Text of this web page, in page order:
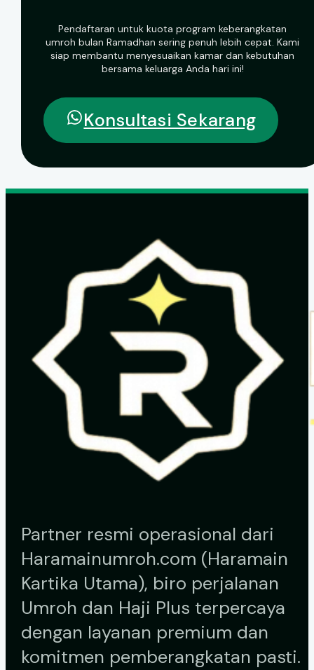
Pendaftaran untuk kuota program keberangkatan
umroh bulan Ramadhan sering penuh lebih cepat. Kami
siap membantu menyesuaikan kamar dan kebutuhan
bersama keluarga Anda hari ini!
Konsultasi Sekarang
Partner resmi operasional dari
Haramainumroh.com (Haramain
Kartika Utama), biro perjalanan
Umroh dan Haji Plus terpercaya
dengan layanan premium dan
komitmen pemberangkatan pasti.